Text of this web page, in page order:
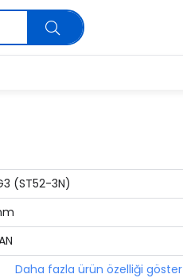
(ST52-3N)
Daha fazla ürün özelliği göster